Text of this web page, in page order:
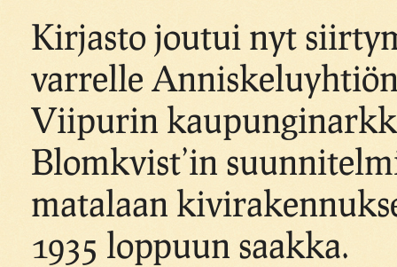
Kirjasto joutui nyt
varrelle
Viipurin
Blomkvist’in
matalaan
1935 loppuun saakka.